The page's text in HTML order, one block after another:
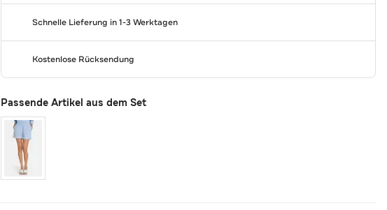
Schnelle Lieferung in 1-3 Werktagen
Kostenlose Rücksendung
Passende Artikel aus dem Set